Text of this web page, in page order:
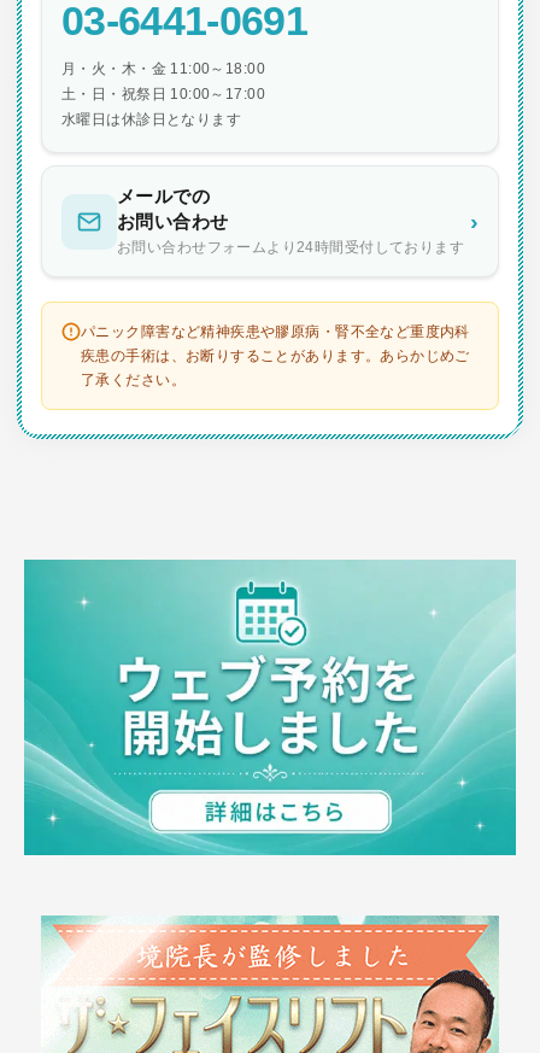
03-6441-0691
月・火・木・金 11:00～18:00
土・日・祝祭日 10:00～17:00
水曜日は休診日となります
メールでの
お問い合わせ
お問い合わせフォームより24時間受付しております
›
パニック障害など精神疾患や膠原病・腎不全など重度内科
疾患の手術は、お断りすることがあります。あらかじめご
了承ください。